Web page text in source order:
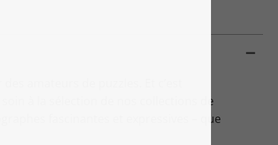
amateurs de puzzles. Et c’est
à la sélection de nos collections de
fascinantes et expressives – que